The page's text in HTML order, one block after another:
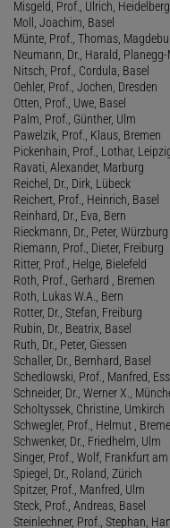
Misgeld, Prof., Ulrich, Heidelberg
Moll, Joachim, Basel
Münte, Prof., Thomas,
Neumann, Dr., Harald,
Nitsch, Prof., Cordula, Basel
Oehler, Prof., Jochen, Dresden
Otten, Prof., Uwe, Basel
Palm, Prof., Günther, Ulm
Pawelzik, Prof., Klaus, Bremen
Pickenhain, Prof., Lothar,
Ravati, Alexander, Marburg
Reichel, Dr., Dirk, Lübeck
Reichert, Prof., Heinrich, Basel
Reinhard, Dr., Eva, Bern
Rieckmann, Dr., Peter, Würzburg
Riemann, Prof., Dieter, Freiburg
Ritter, Prof., Helge, Bielefeld
Roth, Prof., Gerhard , Bremen
Roth, Lukas W.A., Bern
Rotter, Dr., Stefan, Freiburg
Rubin, Dr., Beatrix, Basel
Ruth, Dr., Peter, Giessen
Schaller, Dr., Bernhard, Basel
Schedlowski, Prof., Manfred,
Schneider, Dr., Werner X.,
Scholtyssek, Christine, Umkirch
Schwegler, Prof., Helmut ,
Schwenker, Dr., Friedhelm, Ulm
Singer, Prof., Wolf, Frankfurt
Spiegel, Dr., Roland, Zürich
Spitzer, Prof., Manfred, Ulm
Steck, Prof., Andreas, Basel
Steinlechner, Prof., Stephan,